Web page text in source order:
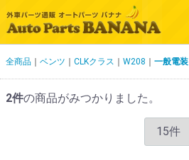
全商品 ベンツ CLKクラス W208 一般電装
2件の商品がみつかりました。